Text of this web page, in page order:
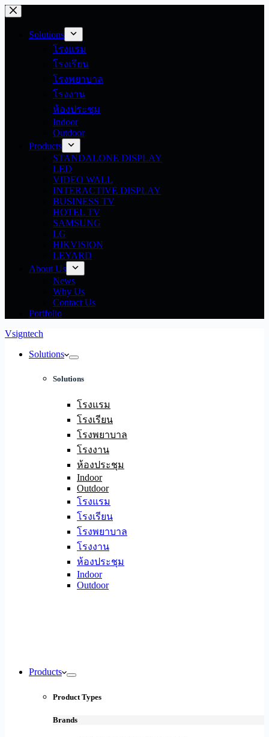
Skip
to
contentSolutions
โรงแรม
โรงเรียน
โรงพยาบาล
โรงงาน
ห้องประชุม
Indoor
Outdoor
Products
STANDALONE DISPLAY
LED
VIDEO WALL
INTERACTIVE DISPLAY
BUSINESS TV
HOTEL TV
SAMSUNG
LG
HIKVISION
LEYARD
About Us
News
Why Us
Contact Us
Portfolio
Vsigntech
Solutions
Solutions
โรงแรม
โรงเรียน
โรงพยาบาล
โรงงาน
ห้องประชุม
Indoor
Outdoor
โรงแรม
โรงเรียน
โรงพยาบาล
โรงงาน
ห้องประชุม
Indoor
Outdoor
Products
Product Types
Brands